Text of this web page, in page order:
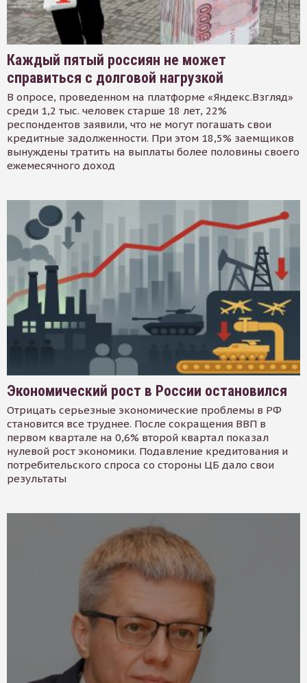
Каждый пятый россиян не может
справиться с долговой нагрузкой
В опросе, проведенном на платформе «Яндекс.Взгляд»
среди 1,2 тыс. человек старше 18 лет, 22%
респондентов заявили, что не могут погашать свои
кредитные задолженности. При этом 18,5% заемщиков
вынуждены тратить на выплаты более половины своего
ежемесячного доход
Экономический рост в России остановился
Отрицать серьезные экономические проблемы в РФ
становится все труднее. После сокращения ВВП в
первом квартале на 0,6% второй квартал показал
нулевой рост экономики. Подавление кредитования и
потребительского спроса со стороны ЦБ дало свои
результаты